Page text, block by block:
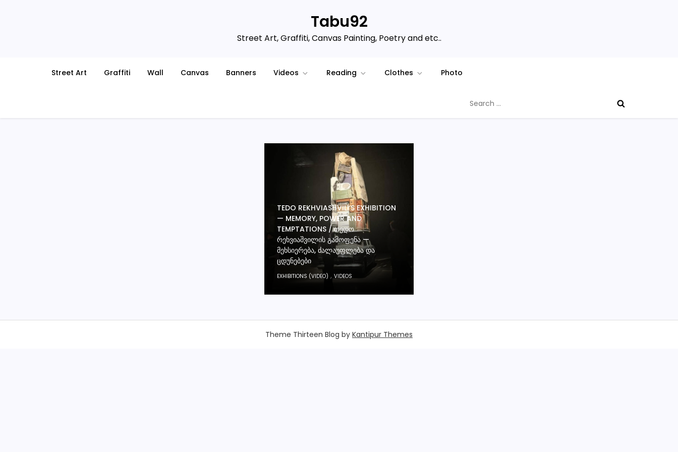
Tabu92
Street Art, Graffiti, Canvas Painting, Poetry and etc..
Street Art Graffiti Wall Canvas Banners Videos Reading Clothes Photo
for:
TEDO REKHVIASHVILI’S EXHIBITION
— MEMORY, POWER AND
TEMPTATIONS / ᲗᲔᲓᲝ
ᲠᲔᲮᲕᲘᲐᲨᲕᲘᲚᲘᲡ ᲒᲐᲛᲝᲤᲔᲜᲐ —
ᲛᲔᲮᲡᲘᲔᲠᲔᲑᲐ, ᲫᲐᲚᲐᲣᲤᲚᲔᲑᲐ ᲓᲐ
ᲪᲓᲣᲜᲔᲑᲔᲑᲘ
EXHIBITIONS (VIDEO) , VIDEOS
Theme Thirteen Blog by Kantipur Themes